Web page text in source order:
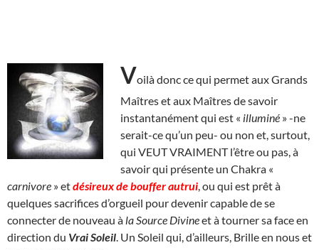
Voilà donc ce qui permet aux Grands
Maîtres et aux Maîtres de savoir
instantanément qui est « illuminé » -ne
serait-ce qu’un peu- ou non et, surtout,
qui VEUT VRAIMENT l’être ou pas, à
savoir qui présente un Chakra «
carnivore » etdésireux debouffer autrui , ou qui est prêt à
quelques sacrifices d’orgueil pour devenir capable de se
connecter de nouveau à la Source Divineet à tourner sa face en
direction du Vrai Soleil . Un Soleil qui, d’ailleurs, Brille en nous et